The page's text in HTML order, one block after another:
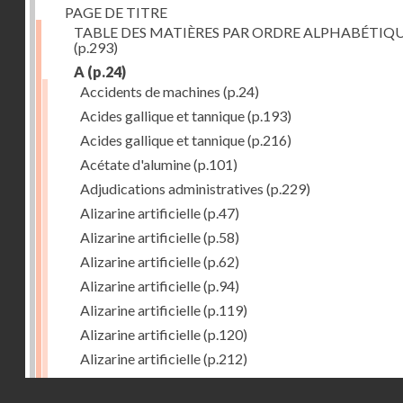
PAGE DE TITRE
TABLE DES MATIÈRES PAR ORDRE
(p.293)
A (p.24)
Accidents de machines (p.24)
Acides gallique et tannique(p.193)
Acides gallique et tannique(p.216)
Acétate d'alumine(p.101)
Adjudications administratives (p.229)
Alizarine artificielle(p.47)
Alizarine artificielle(p.58)
Alizarine artificielle(p.62)
Alizarine artificielle(p.94)
Alizarine artificielle(p.119)
Alizarine artificielle(p.120)
Alizarine artificielle(p.212)
Alizarine artificielle(p.256)